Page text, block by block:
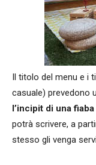
Il titolo del menu e i
casuale) prevedono
l’incipit di una
potrà scrivere, a
stesso gli venga